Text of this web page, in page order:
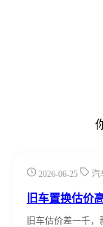
2026-06-25 汽
旧车置换估价
旧车估价差一千，